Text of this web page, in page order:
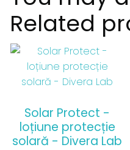
Related
Solar Protect -
loțiune protecție
solară - Divera Lab